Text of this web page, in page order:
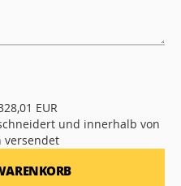
EUR
und innerhalb von
versendet